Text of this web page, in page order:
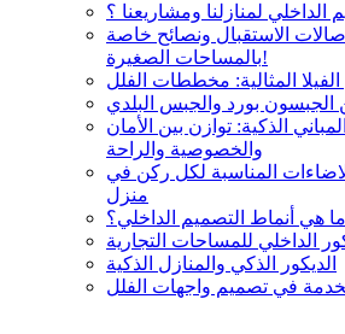
الداخلي لمنازلنا ومشاريعنا ؟
الاستقبال ونصائح خاصة
بالمساحات الصغيرة!
المثالية: مخططات الفلل
الجبسون بورد والجبس البلدي
الذكية: توازن بين الأمان
والخصوصية والراحة
المناسبة لكل ركن في
منزل
ما هي أنماط التصميم الداخلي؟
الداخلي للمساحات التجارية
الديكور الذكي والمنازل الذكية
في تصميم واجهات الفلل